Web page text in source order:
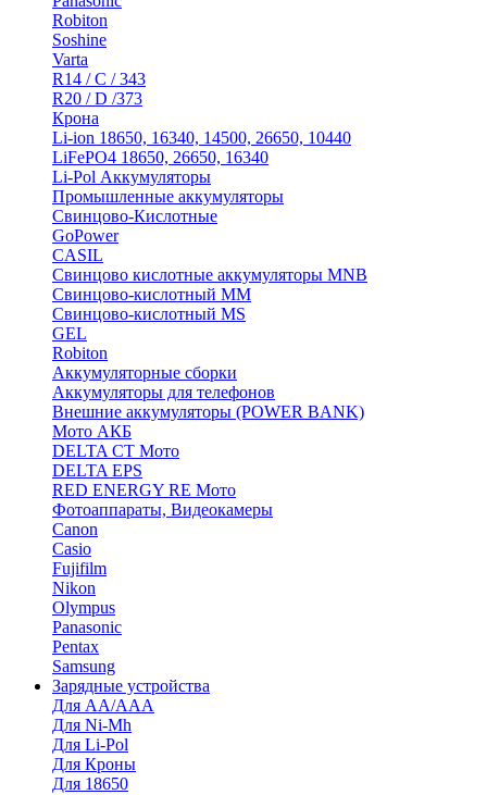
Robiton
Soshine
Varta
R14 / C / 343
R20 / D /373
Крона
Li-ion 18650, 16340, 14500, 26650, 10440
LiFePO4 18650, 26650, 16340
Li-Pol Аккумуляторы
Промышленные аккумуляторы
Свинцово-Кислотные
GoPower
CASIL
Свинцово кислотные аккумуляторы MNB
Cвинцово-кислотный MM
Cвинцово-кислотный MS
GEL
Robiton
Аккумуляторные сборки
Аккумуляторы для телефонов
Внешние аккумуляторы (POWER BANK)
Мото АКБ
DELTA CT Мото
DELTA EPS
RED ENERGY RE Мото
Фотоаппараты, Видеокамеры
Canon
Casio
Fujifilm
Nikon
Olympus
Panasonic
Pentax
Samsung
Зарядные устройства
Для AA/AAA
Для Ni-Mh
Для Li-Pol
Для Кроны
Для 18650